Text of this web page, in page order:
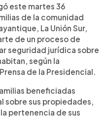
36 escrituras de
Miraflores,
La entrega formaliza
tras años de
valorado en
oficial, los
beneficiarios contar
servicios básicos
para mejorar sus
familiar.
este martes 36
de la comunidad
La Unión Sur,
de un proceso de
seguridad jurídica sobre
según la
de la Presidencial.
beneficiadas
sobre sus propiedades,
pertenencia de sus